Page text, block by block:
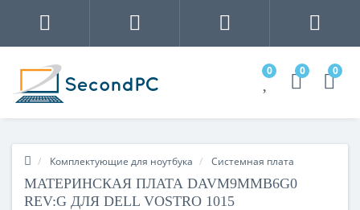
0 0 0
Комплектующие для ноутбука Системная плата
МАТЕРИНСКАЯ ПЛАТА DAVM9MMB6G0
REV:G ДЛЯ DELL VOSTRO 1015